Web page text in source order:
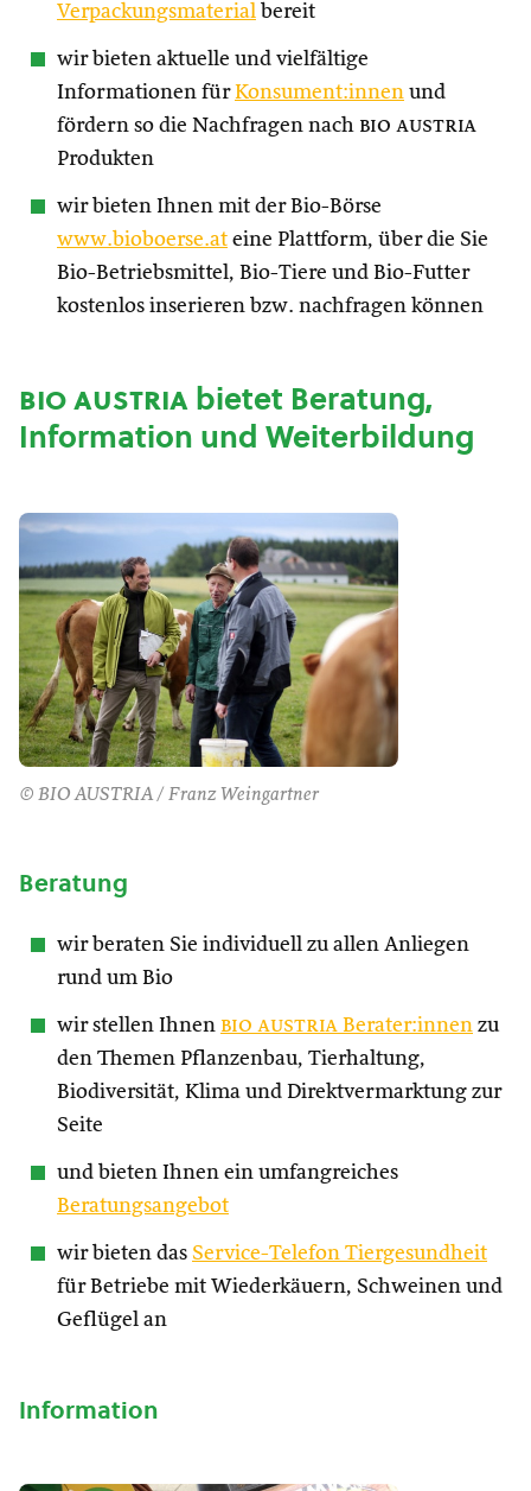
Verpackungsmaterial bereit
wir bieten aktuelle und vielfältige
Informationen fürKonsument:innen und
fördern so die Nachfragen nach bio austria
Produkten
wir bieten Ihnen mit der Bio-Börse
www.bioboerse.at eine Plattform, über die Sie
Bio-Betriebsmittel, Bio-Tiere und Bio-Futter
kostenlos inserieren bzw. nachfragen können
bio austriabietet Beratung,
Information und Weiterbildung
© BIO AUSTRIA / Franz Weingartner
Beratung
wir beraten Sie individuell zu allen Anliegen
rund um Bio
wir stellen Ihnen bio austria Berater:innen zu
den Themen Pflanzenbau, Tierhaltung,
Biodiversität, Klima und Direktvermarktung zur
Seite
und bieten Ihnen ein umfangreiches
Beratungsangebot
wir bieten das Service-Telefon Tiergesundheit
für Betriebe mit Wiederkäuern, Schweinen und
Geflügel an
Information